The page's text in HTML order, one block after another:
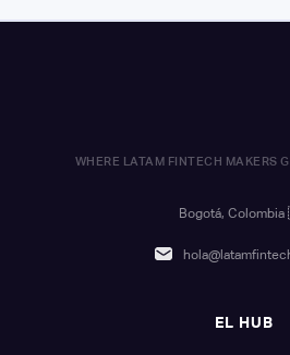
WHERE LATAM FINTECH MAKERS
Bogotá, Colombia
EL HUB